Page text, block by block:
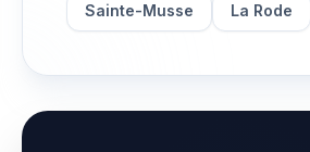
Sainte-Musse La Rode